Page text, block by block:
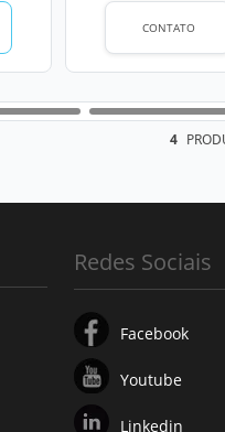
CONTATO
4
Redes Sociais
Facebook
Youtube
Linkedin